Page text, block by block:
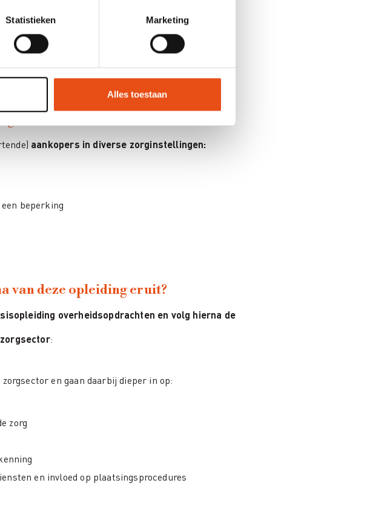
Statistieken Marketing
Alles toestaan
alle essentiële zaken om de
toe te passen.
aankopers in diverse zorginstellingen:
beperking
van deze opleiding eruit?
overheidsopdrachten en volg hierna de
:
en gaan daarbij dieper in op:
zorg
en invloed op plaatsingsprocedures